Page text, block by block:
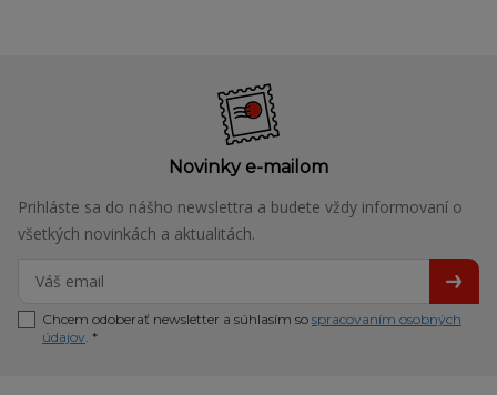
Novinky e-mailom
Prihláste sa do nášho newslettra a budete vždy informovaní o
všetkých novinkách a aktualitách.
Chcem odoberať newsletter a súhlasím so spracovaním osobných
údajov. *